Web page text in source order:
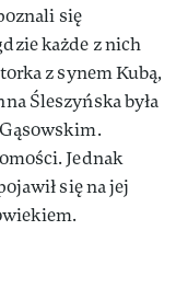
się
każde z nich
z synem Kubą,
Śleszyńska była
Jednak
się na jej